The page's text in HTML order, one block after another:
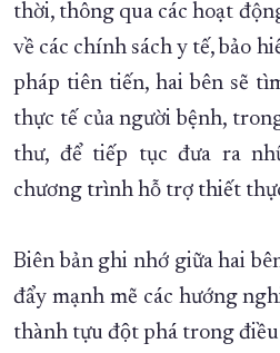
thời, thông qua các hoạt
về các chính sách y tế, bảo
pháp tiên tiến, hai bên sẽ
thực tế của người bệnh,
thư, để tiếp tục đưa ra
chương trình hỗ trợ thiết
Biên bản ghi nhớ giữa hai
đẩy mạnh mẽ các hướng
thành tựu đột phá trong